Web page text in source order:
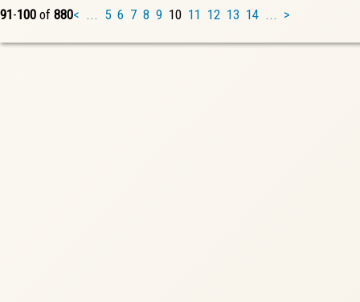
91-100 of 880< ... 5 6 7 8 9 10 11 12 13 14 ... >